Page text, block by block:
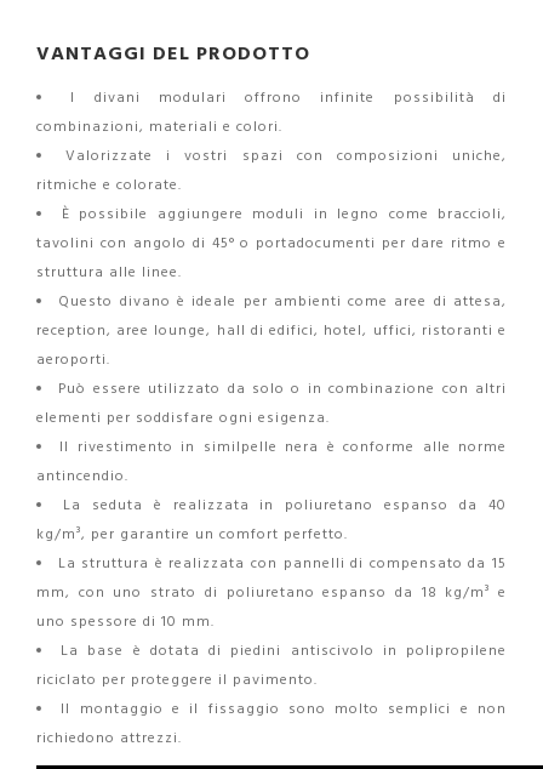
VANTAGGI DEL PRODOTTO
I divani modulari offrono infinite possibilità di
combinazioni, materiali e colori.
Valorizzate i vostri spazi con composizioni uniche,
ritmiche e colorate.
È possibile aggiungere moduli in legno come braccioli,
tavolini con angolo di 45° o portadocumenti per dare ritmo e
struttura alle linee.
Questo divano è ideale per ambienti come aree di attesa,
reception, aree lounge, hall di edifici, hotel, uffici, ristoranti e
aeroporti.
Può essere utilizzato da solo o in combinazione con altri
elementi per soddisfare ogni esigenza.
Il rivestimento in similpelle nera è conforme alle norme
antincendio.
La seduta è realizzata in poliuretano espanso da 40
kg/m³, per garantire un comfort perfetto.
La struttura è realizzata con pannelli di compensato da 15
mm, con uno strato di poliuretano espanso da 18 kg/m³ e
uno spessore di 10 mm.
La base è dotata di piedini antiscivolo in polipropilene
riciclato per proteggere il pavimento.
Il montaggio e il fissaggio sono molto semplici e non
richiedono attrezzi.